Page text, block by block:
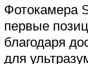
Фотокамера
первые
благодаря
для